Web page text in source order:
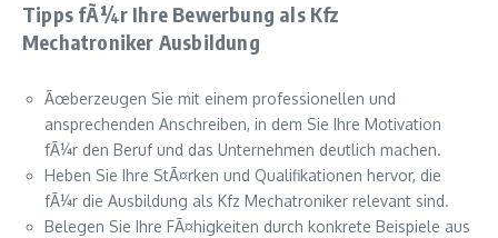
Tipps fÃ¼r Ihre Bewerbung als Kfz
Mechatroniker Ausbildung
Ãœberzeugen Sie mit einem professionellen und
ansprechenden Anschreiben, in dem Sie Ihre Motivation
fÃ¼r den Beruf und das Unternehmen deutlich machen.
Heben Sie Ihre StÃ¤rken und Qualifikationen hervor, die
fÃ¼r die Ausbildung als Kfz Mechatroniker relevant sind.
Belegen Sie Ihre FÃ¤higkeiten durch konkrete Beispiele aus